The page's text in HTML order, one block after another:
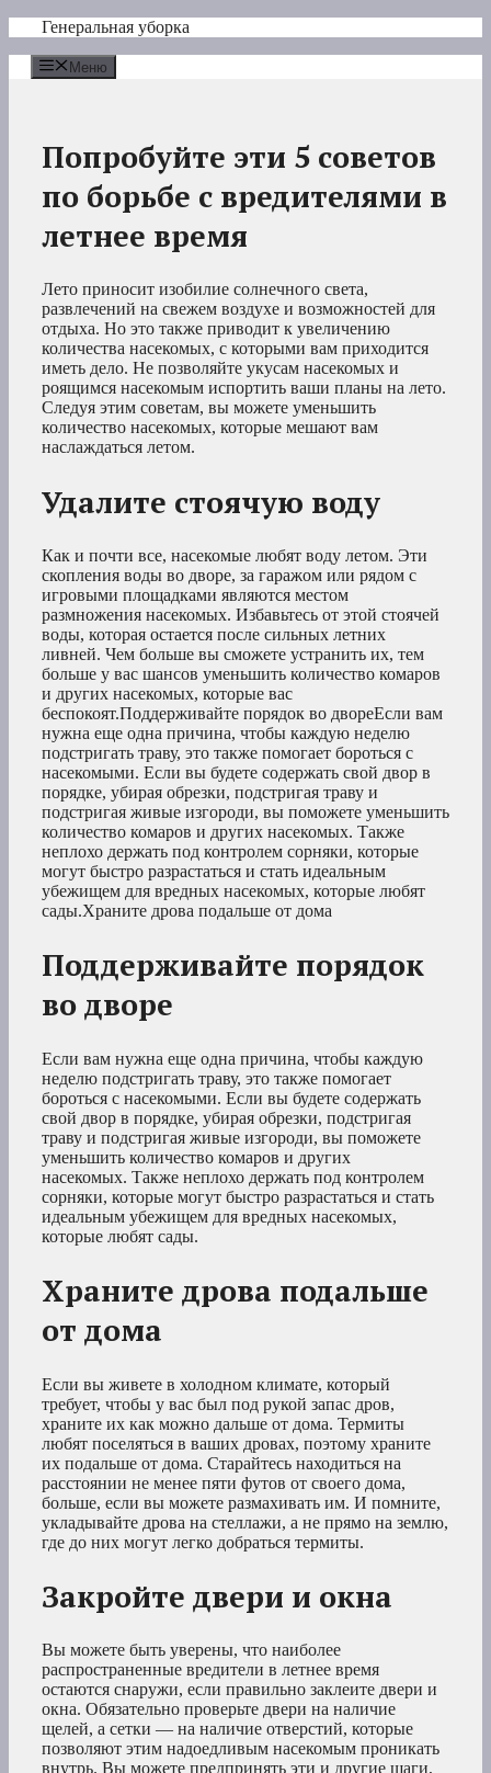
Перейти
содержимому
Генеральная уборка
Меню
Попробуйте эти 5 советов
по борьбе с вредителями в
летнее время
Лето приносит изобилие солнечного света,
развлечений на свежем воздухе и возможностей для
отдыха. Но это также приводит к увеличению
количества насекомых, с которыми вам приходится
иметь дело. Не позволяйте укусам насекомых и
роящимся насекомым испортить ваши планы на лето.
Следуя этим советам, вы можете уменьшить
количество насекомых, которые мешают вам
наслаждаться летом.
Удалите стоячую воду
Как и почти все, насекомые любят воду летом. Эти
скопления воды во дворе, за гаражом или рядом с
игровыми площадками являются местом
размножения насекомых. Избавьтесь от этой стоячей
воды, которая остается после сильных летних
ливней. Чем больше вы сможете устранить их, тем
больше у вас шансов уменьшить количество комаров
и других насекомых, которые вас
беспокоят.Поддерживайте порядок во двореЕсли вам
нужна еще одна причина, чтобы каждую неделю
подстригать траву, это также помогает бороться с
насекомыми. Если вы будете содержать свой двор в
порядке, убирая обрезки, подстригая траву и
подстригая живые изгороди, вы поможете уменьшить
количество комаров и других насекомых. Также
неплохо держать под контролем сорняки, которые
могут быстро разрастаться и стать идеальным
убежищем для вредных насекомых, которые любят
сады.Храните дрова подальше от дома
Поддерживайте порядок
во дворе
Если вам нужна еще одна причина, чтобы каждую
неделю подстригать траву, это также помогает
бороться с насекомыми. Если вы будете содержать
свой двор в порядке, убирая обрезки, подстригая
траву и подстригая живые изгороди, вы поможете
уменьшить количество комаров и других
насекомых. Также неплохо держать под контролем
сорняки, которые могут быстро разрастаться и стать
идеальным убежищем для вредных насекомых,
которые любят сады.
Храните дрова подальше
от дома
Если вы живете в холодном климате, который
требует, чтобы у вас был под рукой запас дров,
храните их как можно дальше от дома. Термиты
любят поселяться в ваших дровах, поэтому храните
их подальше от дома. Старайтесь находиться на
расстоянии не менее пяти футов от своего дома,
больше, если вы можете размахивать им. И помните,
укладывайте дрова на стеллажи, а не прямо на землю,
где до них могут легко добраться термиты.
Закройте двери и окна
Вы можете быть уверены, что наиболее
распространенные вредители в летнее время
остаются снаружи, если правильно заклеите двери и
окна. Обязательно проверьте двери на наличие
щелей, а сетки — на наличие отверстий, которые
позволяют этим надоедливым насекомым проникать
внутрь. Вы можете предпринять эти и другие шаги,